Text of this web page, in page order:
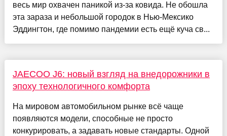
весь мир охвачен паникой из-за ковида. Не обошла
эта зараза и небольшой городок в Нью-Мексико
Эддингтон, где помимо пандемии есть ещё куча св...
JAECOO J6: новый взгляд на внедорожники в
эпоху технологичного комфорта
На мировом автомобильном рынке всё чаще
появляются модели, способные не просто
конкурировать, а задавать новые стандарты. Одной